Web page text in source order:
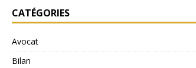
CATÉGORIES
Avocat
Bilan